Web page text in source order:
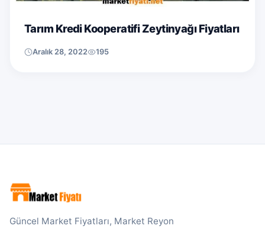
Tarım Kredi Kooperatifi Zeytinyağı Fiyatları
Aralık 28, 2022 195
Güncel Market Fiyatları, Market Reyon